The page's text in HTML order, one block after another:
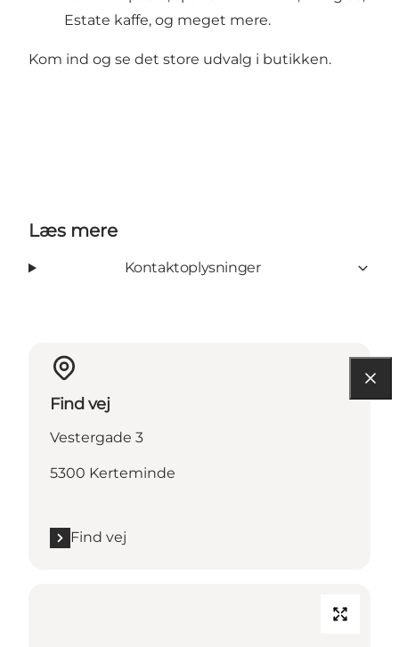
Estate kaffe, og meget mere.
Kom ind og se det store udvalg i butikken.
Læs mere
Kontaktoplysninger
Find vej
Vestergade 3
5300 Kerteminde
Find vej